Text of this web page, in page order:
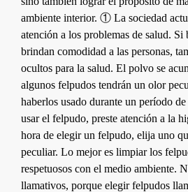
ambiente interior. ① La sociedad
atención a los problemas de salud. Si
brindan comodidad a las personas,
ocultos para la salud. El polvo se
algunos felpudos tendrán un olor
haberlos usado durante un período
usar el felpudo, preste atención a la
hora de elegir un felpudo, elija uno
peculiar. Lo mejor es limpiar los
respetuosos con el medio ambiente.
llamativos, porque elegir felpudos